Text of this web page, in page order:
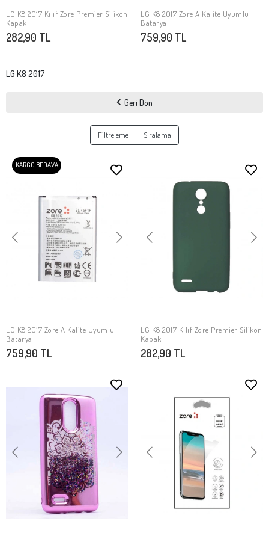
SEPETE EKLE
LG K8 2017 Kılıf Zore Premier Silikon
Kapak
282,90 TL
SEPETE EKLE
LG K8 2017 Zore A Kalite Uyumlu
Batarya
759,90 TL
LG K8 2017
Geri Dön
Filtreleme Sıralama
KARGO BEDAVA
SEPETE EKLE
LG K8 2017 Zore A Kalite Uyumlu
Batarya
759,90 TL
SEPETE EKLE
LG K8 2017 Kılıf Zore Premier Silikon
Kapak
282,90 TL